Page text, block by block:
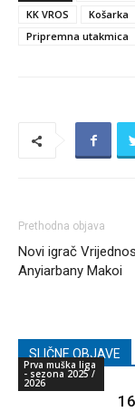
KK VROS
Košarka
Pripremna utakmica
Prethodna objava
Novi igrač
Anyiarbany Makoi
SLIČNE OBJAVE
Prva muška liga
- sezona 2025 /
2026